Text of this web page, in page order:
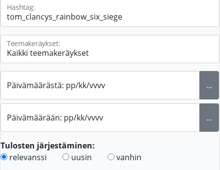
Hashtag:
Teemakeräykset:
Päivämäärästä: pp/kk/vvvv ...
Päivämäärään: pp/kk/vvvv ...
Tulosten järjestäminen:
relevanssi
uusin vanhin